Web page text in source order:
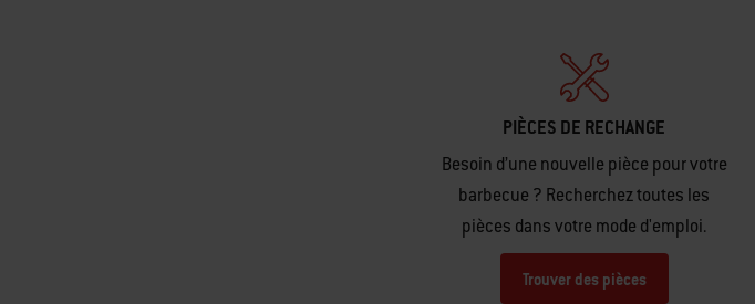
PIÈCES DE RECHANGE
Besoin d’une nouvelle pièce pour votre
barbecue ? Recherchez toutes les
pièces dans votre mode d'emploi.
Trouver des pièces